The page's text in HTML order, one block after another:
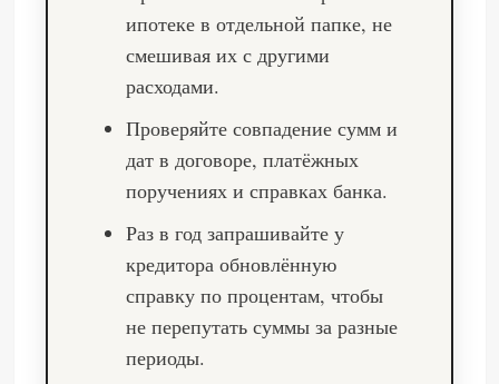
ипотеке в отдельной папке, не
смешивая их с другими
расходами.
Проверяйте совпадение сумм и
дат в договоре, платёжных
поручениях и справках банка.
Раз в год запрашивайте у
кредитора обновлённую
справку по процентам, чтобы
не перепутать суммы за разные
периоды.